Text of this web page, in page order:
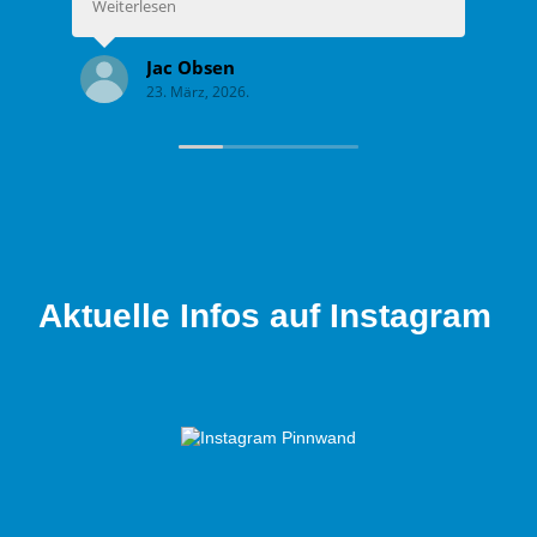
sofort wie Teil der Familie. Die Trainer sind
super engagiert, unterstützen jeden Spieler
individuell und haben immer ein offenes
tolles Miteinander unter den Mitgliedern.
Weiterlesen
Jac Obsen
23. März, 2026.
Aktuelle Infos auf Instagram